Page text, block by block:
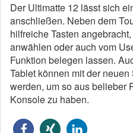
Der Ultimatte 12 lässt sich
anschließen. Neben dem
hilfreiche Tasten
anwählen oder auch vom
Funktion belegen lassen.
Tablet können mit der
werden, um so aus belieber
Konsole zu haben.